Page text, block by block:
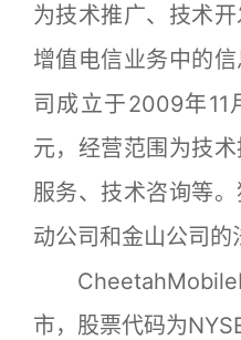
为技术推广、技术
增值电信业务中的
司成立于2009年11
元，经营范围为技
服务、技术咨询等
动公司和金山公司的
市，股票代码为